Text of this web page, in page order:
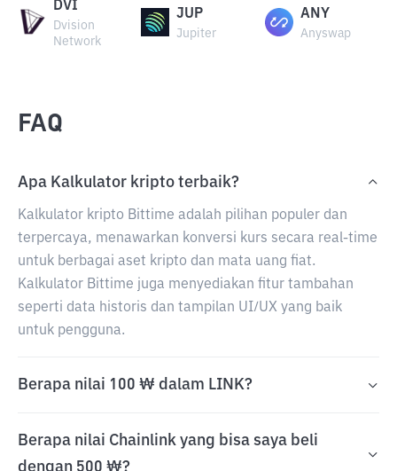
DVI
Dvision
Network
JUP
Jupiter
ANY
Anyswap
FAQ
Apa Kalkulator kripto terbaik?
Kalkulator kripto Bittime adalah pilihan populer dan
terpercaya, menawarkan konversi kurs secara real-time
untuk berbagai aset kripto dan mata uang fiat.
Kalkulator Bittime juga menyediakan fitur tambahan
seperti data historis dan tampilan UI/UX yang baik
untuk pengguna.
Berapa nilai 100 ₩ dalam LINK?
Berapa nilai Chainlink yang bisa saya beli
dengan 500 ₩?